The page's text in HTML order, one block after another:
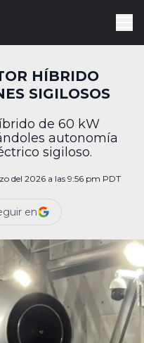
HÍBRIDO
SIGILOSOS
de 60 kW
autonomía
sigiloso.
del 2026 a las 9:56 pm PDT
en